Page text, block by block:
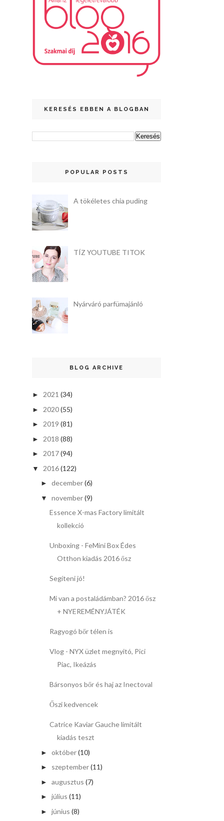
KERESÉS EBBEN A BLOGBAN
POPULAR POSTS
A tökéletes chia puding
TÍZ YOUTUBE TITOK
Nyárváró parfümajánló
BLOG ARCHIVE
► 2021 (34)
► 2020(55)
► 2019 (81)
► 2018 (88)
► 2017(94)
▼ 2016(122)
► december(6)
▼ november(9)
Essence X-mas Factory limitált
kollekció
Unboxing - FeMini Box Édes
Otthon kiadás 2016 ősz
Segíteni jó!
Mi van a postaládámban? 2016 ősz
+ NYEREMÉNYJÁTÉK
Ragyogó bőr télen is
Vlog - NYX üzlet megnyitó, Pici
Piac, Ikeázás
Bársonyos bőr és haj az Inectoval
Őszi kedvencek
Catrice Kaviar Gauche limitált
kiadás teszt
► október(10)
► szeptember(11)
► augusztus (7)
► július (11)
► június (8)